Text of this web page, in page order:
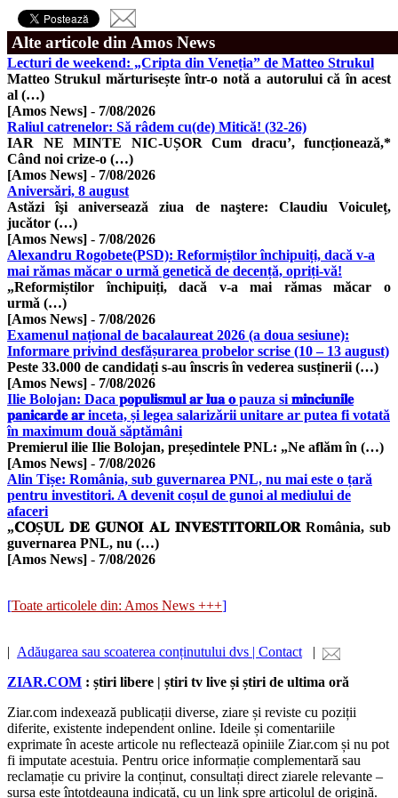
Alte articole din Amos News
Lecturi de weekend: „Cripta din Veneția” de Matteo Strukul
Matteo Strukul mărturisește într-o notă a autorului că în acest
al (…)
[Amos News] - 7/08/2026
Raliul catrenelor: Să râdem cu(de) Mitică! (32-26)
IAR NE MINTE NIC-UȘOR Cum dracu’, funcționează,*
Când noi crize-o (…)
[Amos News] - 7/08/2026
Aniversări, 8 august
Astăzi îşi aniversează ziua de naştere: Claudiu Voiculeț,
jucător (…)
[Amos News] - 7/08/2026
Alexandru Rogobete(PSD): Reformiștilor închipuiți, dacă v-a
mai rămas măcar o urmǎ geneticǎ de decență, opriți-vă!
„Reformiștilor închipuiți, dacă v-a mai rămas măcar o
urmǎ (…)
[Amos News] - 7/08/2026
Examenul național de bacalaureat 2026 (a doua sesiune):
Informare privind desfășurarea probelor scrise (10 – 13 august)
Peste 33.000 de candidați s-au înscris în vederea susținerii (…)
[Amos News] - 7/08/2026
Ilie Bolojan: Daca 𝐩𝐨𝐩𝐮𝐥𝐢𝐬𝐦𝐮𝐥 𝐚𝐫 𝐥𝐮𝐚 𝐨 pauza si 𝐦𝐢𝐧𝐜𝐢𝐮𝐧𝐢𝐥𝐞
𝐩𝐚𝐧𝐢𝐜𝐚𝐫𝐝𝐞 𝐚𝐫 inceta, și legea salarizării unitare ar putea fi votată
în maximum două săptămâni
Premierul ilie Ilie Bolojan, președintele PNL: „Ne aflăm în (…)
[Amos News] - 7/08/2026
Alin Tișe: România, sub guvernarea PNL, nu mai este o țară
pentru investitori. A devenit coșul de gunoi al mediului de
afaceri
„𝐂𝐎Ș𝐔𝐋 𝐃𝐄 𝐆𝐔𝐍𝐎𝐈 𝐀𝐋 𝐈𝐍𝐕𝐄𝐒𝐓𝐈𝐓𝐎𝐑𝐈𝐋𝐎𝐑 România, sub
guvernarea PNL, nu (…)
[Amos News] - 7/08/2026
[Toate articolele din: Amos News +++]
| Adăugarea sau scoaterea conținutului dvs | Contact |
ZIAR.COM : știri libere | știri tv live și știri de ultima oră
Ziar.com indexează publicații diverse, ziare și reviste cu poziții
diferite, existente independent online. Ideile și comentariile
exprimate în aceste articole nu reflectează opiniile Ziar.com și nu pot
fi imputate acestuia. Pentru orice informație complementară sau
reclamație cu privire la conținut, consultați direct ziarele relevante –
sursa este întotdeauna indicată, cu un link spre articolul de origină.